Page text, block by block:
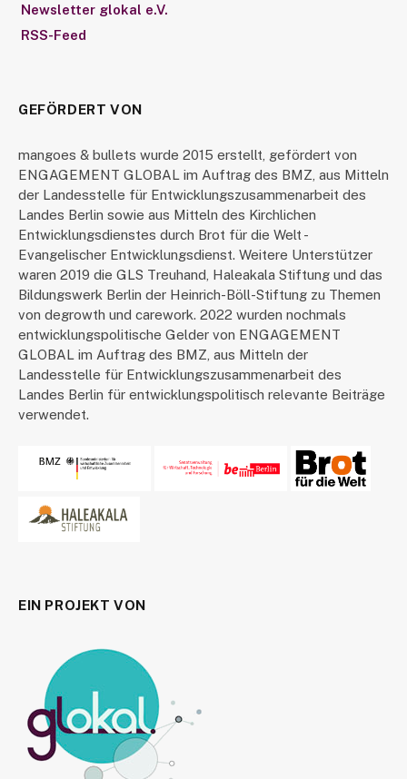
Newsletter glokal e.V.
RSS-Feed
GEFÖRDERT VON
mangoes & bullets wurde 2015 erstellt, gefördert von
ENGAGEMENT GLOBAL im Auftrag des BMZ, aus Mitteln
der Landesstelle für Entwicklungszusammenarbeit des
Landes Berlin sowie aus Mitteln des Kirchlichen
Entwicklungsdienstes durch Brot für die Welt -
Evangelischer Entwicklungsdienst. Weitere Unterstützer
waren 2019 die GLS Treuhand, Haleakala Stiftung und das
Bildungswerk Berlin der Heinrich-Böll-Stiftung zu Themen
von degrowth und carework. 2022 wurden nochmals
entwicklungspolitische Gelder von ENGAGEMENT
GLOBAL im Auftrag des BMZ, aus Mitteln der
Landesstelle für Entwicklungszusammenarbeit des
Landes Berlin für entwicklungspolitisch relevante Beiträge
verwendet.
EIN PROJEKT VON